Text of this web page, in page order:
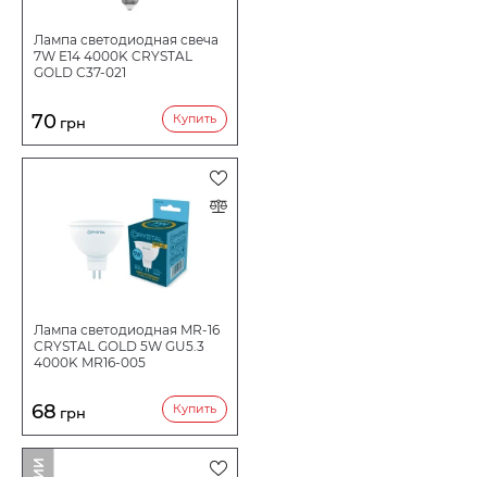
Лампа светодиодная свеча
7W E14 4000K CRYSTAL
GOLD C37-021
70 грн Купить
Лампа светодиодная MR-16
CRYSTAL GOLD 5W GU5.3
4000K MR16-005
68 грн Купить